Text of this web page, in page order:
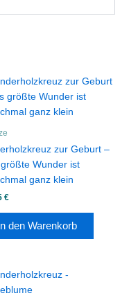
zur Geburt –
Wunder ist
ganz klein
€
In den Warenkorb